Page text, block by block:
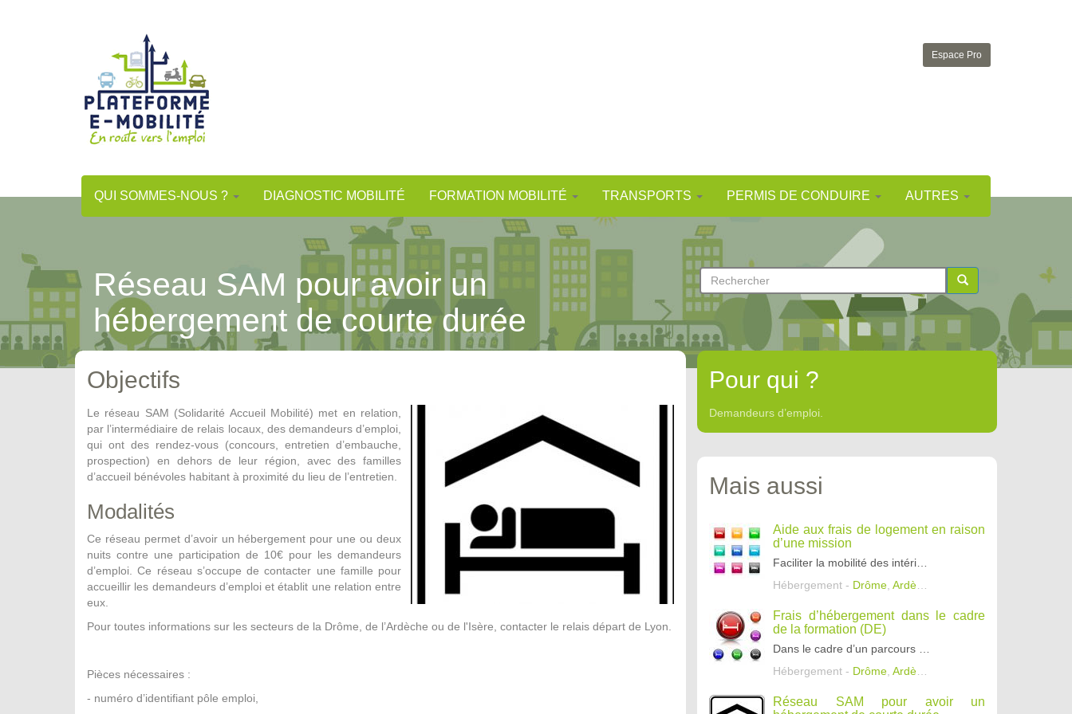
Espace Pro
QUI SOMMES-NOUS ? DIAGNOSTIC MOBILITÉ FORMATION MOBILITÉ TRANSPORTS PERMIS DE CONDUIRE AUTRES
Réseau SAM pour avoir un
hébergement de courte durée
Formulaire
de
recherche
Rechercher
Objectifs
Le réseau SAM (Solidarité Accueil Mobilité) met en relation,
par l’intermédiaire de relais locaux, des demandeurs d’emploi,
qui ont des rendez-vous (concours, entretien d’embauche,
prospection) en dehors de leur région, avec des familles
d’accueil bénévoles habitant à proximité du lieu de l’entretien.
Modalités
Ce réseau permet d’avoir un hébergement pour une ou deux
nuits contre une participation de 10€ pour les demandeurs
d’emploi. Ce réseau s’occupe de contacter une famille pour
accueillir les demandeurs d’emploi et établit une relation entre
eux.
Pour toutes informations sur les secteurs de la Drôme, de l’Ardèche ou de l'Isère, contacter le relais départ de Lyon.
Pièces nécessaires :
- numéro d’identifiant pôle emploi,
Pour qui ?
Demandeurs d’emploi.
Mais aussi
Aide aux frais de logement en raison
d’une mission
Hébergement - Drôme Ardèche
Frais d’hébergement dans le cadre
de la formation (DE)
Hébergement - Drôme Ardèche
Réseau SAM pour avoir un